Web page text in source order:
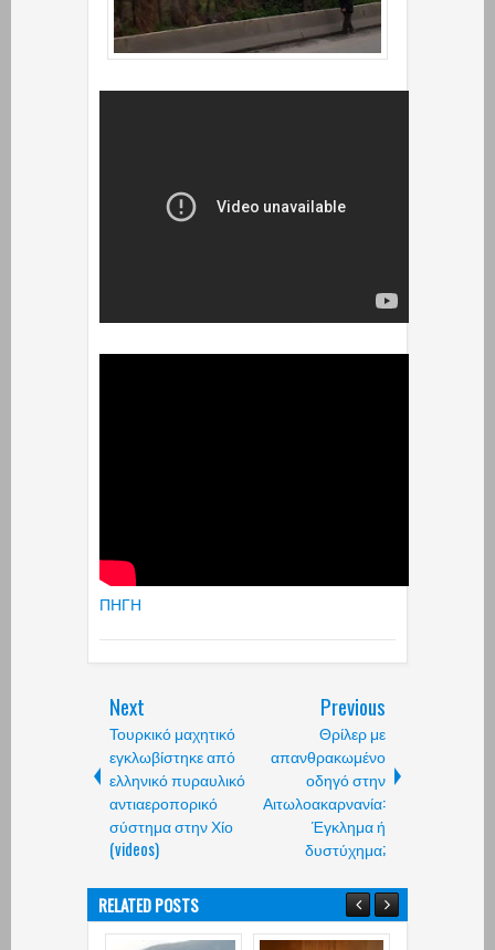
ΠΗΓΗ
Next
Τουρκικό μαχητικό
εγκλωβίστηκε από
ελληνικό πυραυλικό
αντιαεροπορικό
σύστημα στην Χίο
(videos)
Previous
Θρίλερ με
απανθρακωμένο
οδηγό στην
Αιτωλοακαρνανία:
Έγκλημα ή
δυστύχημα;
RELATED POSTS